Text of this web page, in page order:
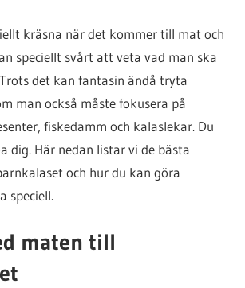
kräsna när det kommer till mat och
speciellt svårt att veta vad man ska
det kan fantasin ändå tryta
man också måste fokusera på
fiskedamm och kalaslekar. Du
dig. Här nedan listar vi de bästa
och hur du kan göra
speciell.
maten till